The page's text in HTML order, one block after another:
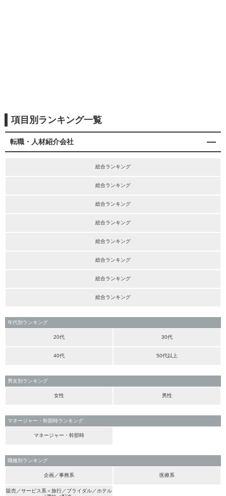
項目別ランキング一覧
転職・人材紹介会社
総合ランキング
総合ランキング
総合ランキング
総合ランキング
総合ランキング
総合ランキング
総合ランキング
総合ランキング
年代別ランキング
20代 30代
40代 50代以上
男女別ランキング
女性 男性
マネージャー・幹部時ランキング
マネージャー・幹部時
職種別ランキング
企画／事務系 医療系
販売／サービス系＜旅行／ブライダル／ホテル